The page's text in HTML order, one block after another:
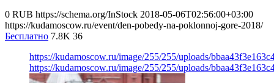
0 RUB https://schema.org/InStock 2018-05-06T02:56:00+03:00
https://kudamoscow.ru/event/den-pobedy-na-poklonnoj-gore-2018/
Бесплатно 7.8K 36
https://kudamoscow.ru/image/255/255/uploads/
https://kudamoscow.ru/image/255/255/uploads/